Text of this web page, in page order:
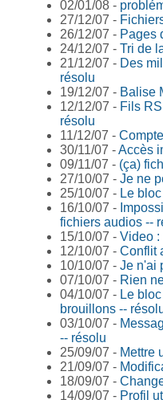
02/01/08 -
27/12/07 -
26/12/07 - Pages
24/12/07 - Tri de
21/12/07 - Des
résolu
19/12/07 - Balise
12/12/07 - Fils
résolu
11/12/07 -
30/11/07 -Accès
09/11/07 - (ça)
27/10/07 - Je ne
25/10/07 - Le
16/10/07 -
fichiers audios --
15/10/07 - Video :
12/10/07 - Conflit
10/10/07 - Je n'ai
07/10/07 - Rien
04/10/07 - Le
brouillons --
03/10/07 -
-- résolu
25/09/07 - Mettre
21/09/07 -
18/09/07 -
14/09/07 - Profil